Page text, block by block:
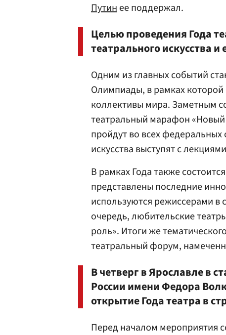
Путинее поддержал.
Целью проведения Года
театрального искусства
Одним из главных событий
Олимпиады, в рамках
коллективы мира. Заметным
театральный марафон «Новый
пройдут во всех федеральных
искусства выступят с
В рамках Года также
представлены последние
используются режиссерами
очередь, любительские
роль». Итоги же
театральный форум,
В четверг в Ярославле в
России имени Федора
открытие Года театра в
Перед началом мероприятия